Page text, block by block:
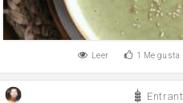
Leer 1 Me gusta